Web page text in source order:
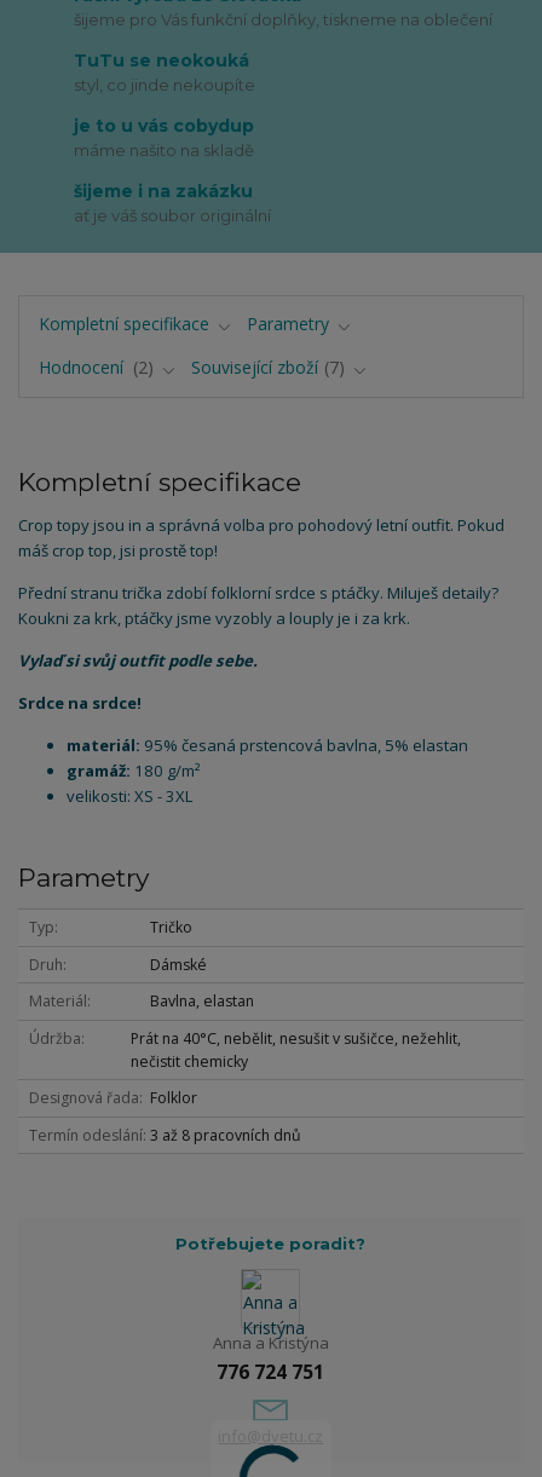
šijeme pro Vás funkční doplňky, tiskneme na oblečení
TuTu se neokouká
styl, co jinde nekoupíte
je to u vás cobydup
máme našito na skladě
šijeme i na zakázku
ať je váš soubor originální
Kompletní specifikace
Parametry
Hodnocení
2 Související zboží 7
Kompletní specifikace
Crop topy jsou in a správná volba pro pohodový letní outfit. Pokud
máš crop top, jsi prostě top!
Přední stranu trička zdobí folklorní srdce s ptáčky. Miluješ detaily?
Koukni za krk, ptáčky jsme vyzobly a louply je i za krk.
Vylaď si svůj outfit podle sebe.
Srdce na srdce!
materiál: 95% česaná prstencová bavlna, 5% elastan
gramáž: 180 g/m²
velikosti: XS - 3XL
Parametry
Typ
Tričko
Druh
Dámské
Materiál
Bavlna, elastan
Údržba
Prát na 40°C, nebělit, nesušit v sušičce, nežehlit,
nečistit chemicky
Designová řada
Folklor
Termín odeslání 3 až 8 pracovních dnů
Potřebujete poradit?
Anna a Kristýna
776 724 751